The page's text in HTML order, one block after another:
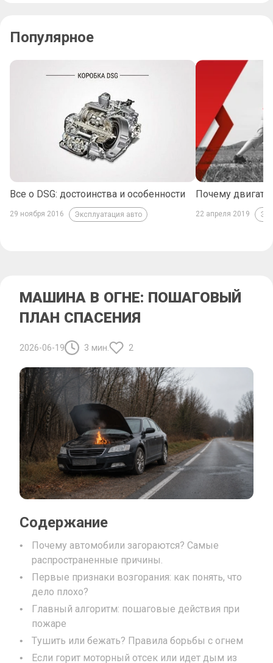
МАШИНА В ОГНЕ: ПОШАГОВЫЙ
ПЛАН СПАСЕНИЯ
2026-06-19 3 мин. 2
Содержание
Почему автомобили загораются? Самые
распространенные причины.
Первые признаки возгорания: как понять, что
дело плохо?
Главный алгоритм: пошаговые действия при
пожаре
Тушить или бежать? Правила борьбы с огнем
Если горит моторный отсек или идет дым из
Популярное
Все о DSG: достоинства и особенности
29 ноября 2016 Эксплуатация авто
Почему
22 апреля 2019